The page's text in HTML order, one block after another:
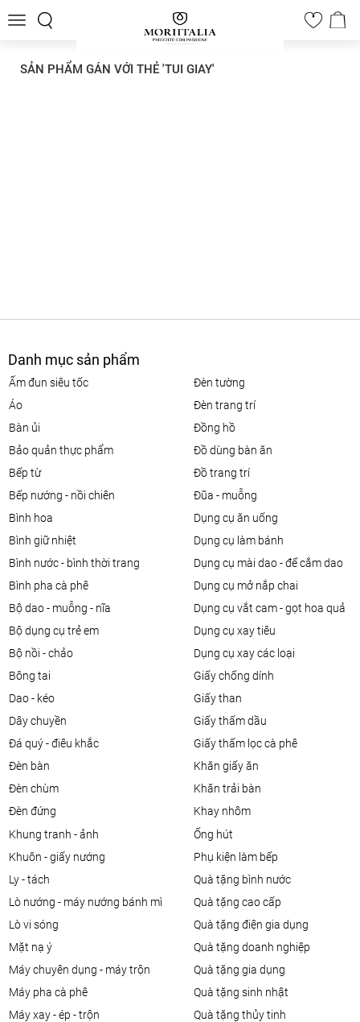
Toggle
0
SẢN PHẨM GÁN VỚI THẺ 'TUI GIAY'
Danh mục sản phẩm
ấm đun siêu tốc
áo
bàn ủi
bảo quản thực phẩm
bếp từ
bếp nướng - nồi chiên
bình hoa
bình giữ nhiệt
bình nước - bình thời trang
bình pha cà phê
bộ dao - muỗng - nĩa
bộ dụng cụ trẻ em
bộ nồi - chảo
bông tai
dao - kéo
dây chuyền
đá quý - điêu khắc
đèn bàn
đèn chùm
đèn đứng
đèn tường
đèn trang trí
đồng hồ
đồ dùng bàn ăn
đồ trang trí
đũa - muỗng
dụng cụ ăn uống
dụng cụ làm bánh
dụng cụ mài dao - đế cắm dao
dụng cụ mở nắp chai
dụng cụ vắt cam - gọt hoa quả
dụng cụ xay tiêu
dụng cụ xay các loại
giấy chống dính
giấy than
giấy thấm dầu
giấy thấm lọc cà phê
khăn giấy ăn
khăn trải bàn
khay nhôm
khung tranh - ảnh
khuôn - giấy nướng
ly - tách
lò nướng - máy nướng bánh mì
lò vi sóng
mặt nạ ý
máy chuyên dụng - máy trộn
máy pha cà phê
máy xay - ép - trộn
ống hút
phụ kiện làm bếp
quà tặng bình nước
quà tặng cao cấp
quà tặng điện gia dụng
quà tặng doanh nghiệp
quà tặng gia dụng
quà tặng sinh nhật
quà tặng thủy tinh